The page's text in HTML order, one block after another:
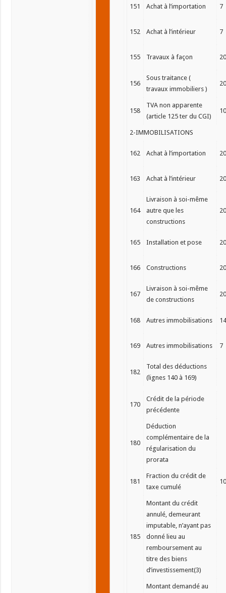
151 Achat à l’importation 7
152 Achat à l’intérieur 7
155 Travaux à façon 20
156
Sous traitance (
travaux immobiliers )
20
158
TVA non apparente
(article 125 ter du CGI)
2-IMMOBILISATIONS
162 Achat à l’importation 20
163 Achat à l’intérieur 20
164
Livraison à soi-même
autre que les
constructions
20
165 Installation et pose 20
166 Constructions 20
167
Livraison à soi-même
de constructions
20
168 Autres immobilisations 14
169 Autres immobilisations 7
182
Total des déductions
(lignes 140 à 169)
170
Crédit de la période
précédente
180
Déduction
complémentaire de la
régularisation du
prorata
181
Fraction du crédit de
taxe cumulé
185
Montant du crédit
annulé, demeurant
imputable, n’ayant pas
donné lieu au
remboursement au
titre des biens
d’investissement(3)
Montant demandé au